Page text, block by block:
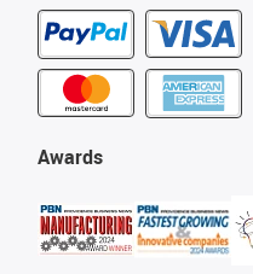
Awards